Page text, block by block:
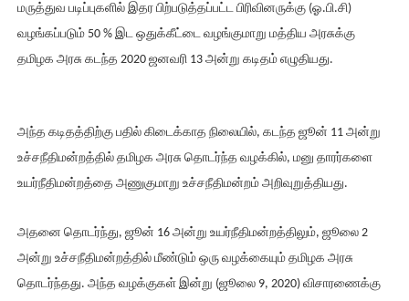
மருத்துவ படிப்புகளில் இதர பிற்படுத்தப்பட்ட பிரிவினருக்கு (ஓ.பி.சி)
வழங்கப்படும் 50 % இட ஒதுக்கீட்டை வழங்குமாறு மத்திய அரசுக்கு
தமிழக அரசு கடந்த 2020 ஜனவரி 13 அன்று கடிதம் எழுதியது.
அந்த கடிதத்திற்கு பதில் கிடைக்காத நிலையில், கடந்த ஜூன் 11 அன்று
உச்சநீதிமன்றத்தில் தமிழக அரசு தொடர்ந்த வழக்கில், மனு தாரர்களை
உயர்நீதிமன்றத்தை அணுகுமாறு உச்சநீதிமன்றம் அறிவுறுத்தியது.
அதனை தொடர்ந்து, ஜூன் 16 அன்று உயர்நீதிமன்றத்திலும், ஜூலை 2
அன்று உச்சநீதிமன்றத்தில் மீண்டும் ஒரு வழக்கையும் தமிழக அரசு
தொடர்ந்தது. அந்த வழக்குகள் இன்று (ஜூலை 9, 2020) விசாரணைக்கு